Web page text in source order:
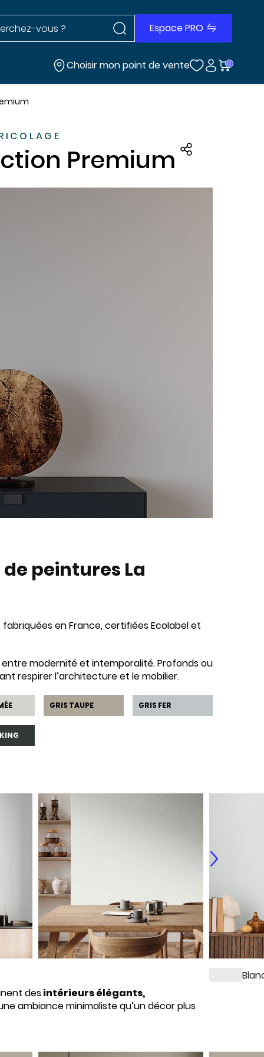
dans le site Rechercher dans le site
Espace PRO
Choisir mon point de vente 0
Premium
peintures La
en France, certifiées Ecolabel et
entre modernité et intemporalité. Profonds ou
respirer l’architecture et le mobilier.
GRIS TAUPE GRIS FER
desintérieurs élégants,
ambiance minimaliste qu’un décor plus